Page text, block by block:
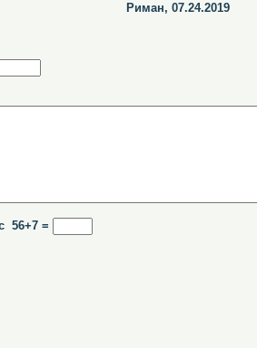
Риман, 07.24.2019
56+7 =